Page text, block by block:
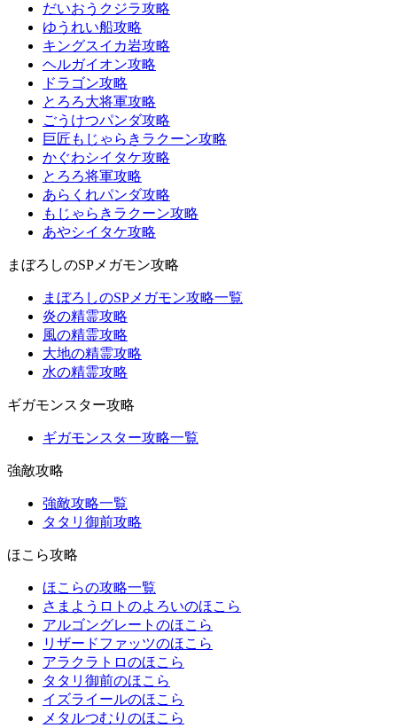
だいおうクジラ攻略
ゆうれい船攻略
キングスイカ岩攻略
ヘルガイオン攻略
ドラゴン攻略
とろろ大将軍攻略
ごうけつパンダ攻略
巨匠もじゃらきラクーン攻略
かぐわシイタケ攻略
とろろ将軍攻略
あらくれパンダ攻略
もじゃらきラクーン攻略
あやシイタケ攻略
まぼろしのSPメガモン攻略
まぼろしのSPメガモン攻略一覧
炎の精霊攻略
風の精霊攻略
大地の精霊攻略
水の精霊攻略
ギガモンスター攻略
ギガモンスター攻略一覧
強敵攻略
強敵攻略一覧
タタリ御前攻略
ほこら攻略
ほこらの攻略一覧
さまようロトのよろいのほこら
アルゴングレートのほこら
リザードファッツのほこら
アラクラトロのほこら
タタリ御前のほこら
イズライールのほこら
メタルつむりのほこら